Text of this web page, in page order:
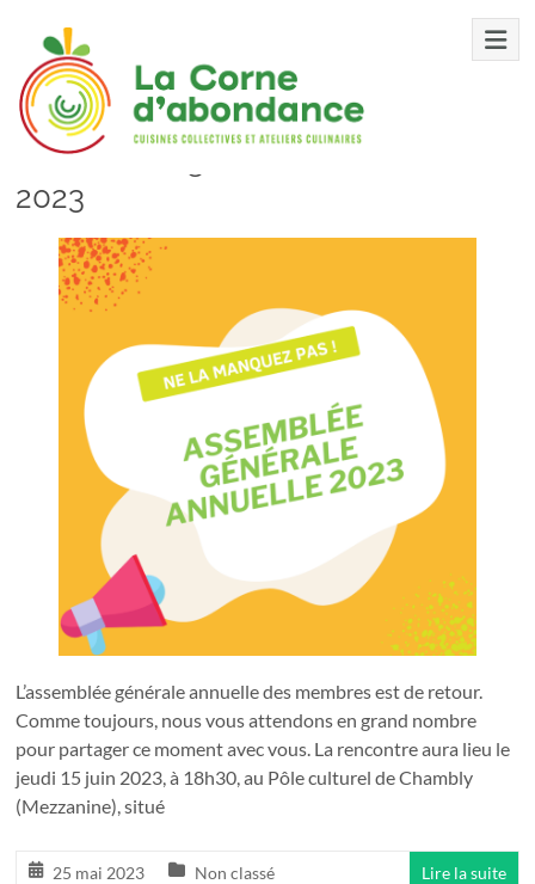
contenu
La
Corne
d’abondance
l’alimentation
Mois :
Assemblée générale annuelle
2023
L’assemblée générale annuelle des membres est de retour.
Comme toujours, nous vous attendons en grand nombre
pour partager ce moment avec vous. La rencontre aura lieu le
jeudi 15 juin 2023, à 18h30, au Pôle culturel de Chambly
(Mezzanine), situé
25 mai 2023 Non classé Lire la suite